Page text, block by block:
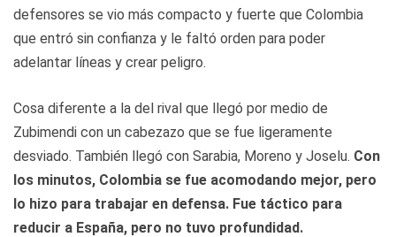
defensores se vio más compacto y fuerte que Colombia
que entró sin confianza y le faltó orden para poder
adelantar líneas y crear peligro.
Cosa diferente a la del rival que llegó por medio de
Zubimendi con un cabezazo que se fue ligeramente
desviado. También llegó con Sarabia, Moreno y Joselu. Con
los minutos, Colombia se fue acomodando mejor, pero
lo hizo para trabajar en defensa. Fue táctico para
reducir a España, pero no tuvo profundidad.